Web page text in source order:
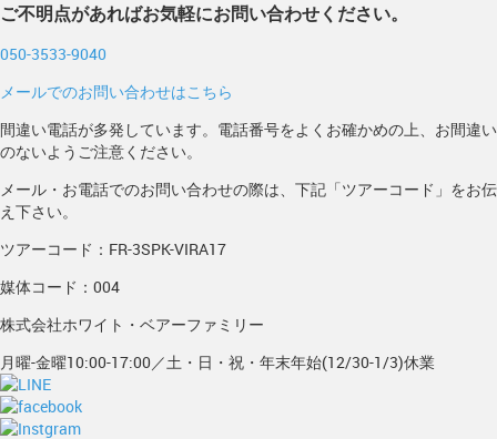
ご不明点があればお気軽にお問い合わせください。
050-3533-9040
メールでのお問い合わせはこちら
間違い電話が多発しています。電話番号をよくお確かめの上、お間違い
のないようご注意ください。
メール・お電話でのお問い合わせの際は、下記「ツアーコード」をお伝
え下さい。
ツアーコード：FR-3SPK-VIRA17
媒体コード：004
株式会社ホワイト・ベアーファミリー
月曜-金曜10:00-17:00／土・日・祝・年末年始(12/30-1/3)休業